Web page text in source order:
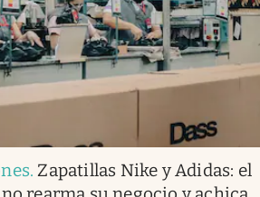
.Zapatillas Nike y Adidas: el